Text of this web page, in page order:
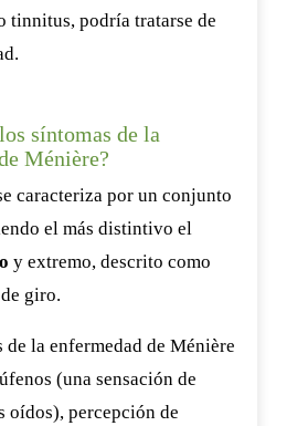
tinnitus, podría tratarse de
síntomas de la
Ménière?
caracteriza por un conjunto
el más distintivo el
y extremo, descrito como
giro.
de la enfermedad de Ménière
(una sensación de
oídos), percepción de